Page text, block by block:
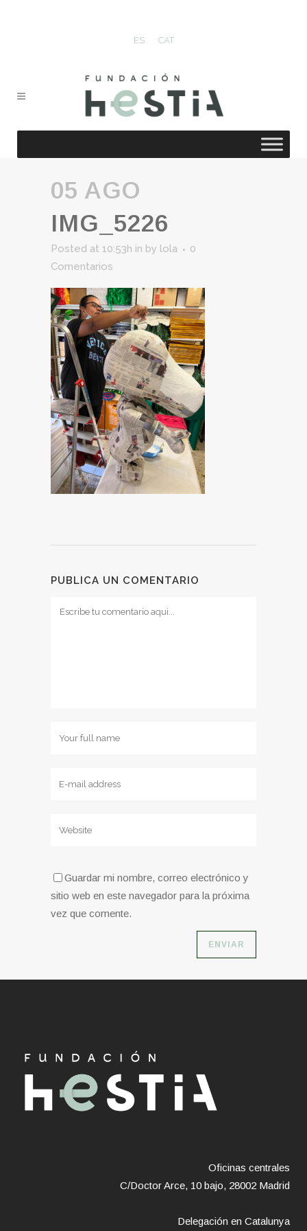
ES CAT
05 AGO
IMG_5226
Posted at 10:53h in by lola
0
Comentarios
PUBLICA UN COMENTARIO
Guardar mi nombre, correo electrónico y
sitio web en este navegador para la próxima
vez que comente.
Oficinas centrales
C/Doctor Arce, 10 bajo, 28002 Madrid
Delegación en Catalunya